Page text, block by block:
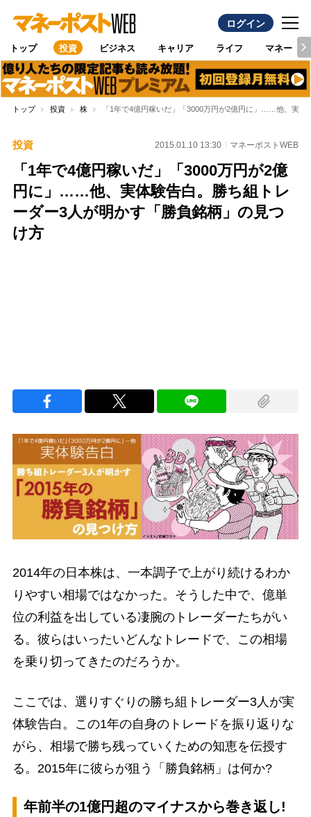
ログイン
トップ 投資 ビジネス キャリア ライフ マネー
トップ 投資 株 「1年で4億円稼いだ」「3000万円が2億円に」……他、実
投資 2015.01.10 13:30 マネーポストWEB
「1年で4億円稼いだ」「3000万円が2億
円に」……他、実体験告白。勝ち組トレ
ーダー3人が明かす「勝負銘柄」の見つ
け方
2014年の日本株は、一本調子で上がり続けるわか
りやすい相場ではなかった。そうした中で、億単
位の利益を出している凄腕のトレーダーたちがい
る。彼らはいったいどんなトレードで、この相場
を乗り切ってきたのだろうか。
ここでは、選りすぐりの勝ち組トレーダー3人が実
体験告白。この1年の自身のトレードを振り返りな
がら、相場で勝ち残っていくための知恵を伝授す
る。2015年に彼らが狙う「勝負銘柄」は何か?
年前半の1億円超のマイナスから巻き返し!